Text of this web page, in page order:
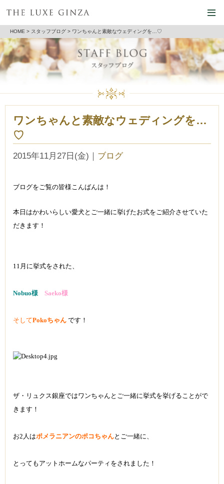
HOME > スタッフブログ > ワンちゃんと素敵なウェディングを…♡
ワンちゃんと素敵なウェディングを…
♡
2015年11月27日(金) ｜ ブログ
ブログをご覧の皆様こんばんは！
本日はかわいらしい愛犬とご一緒に挙げたお式をご紹介させていた
だきます！
11月に挙式をされた、
Nobuo様 Saeko様
そしてPokoちゃん です！
ザ・リュクス銀座ではワンちゃんとご一緒に挙式を挙げることがで
きます！
お2人はポメラニアンのポコちゃんとご一緒に、
とってもアットホームなパーティをされました！